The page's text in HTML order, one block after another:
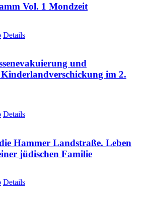
Vol. 1 Mondzeit
Details
und
im 2.
Details
Hammer Landstraße. Leben
jüdischen Familie
Details